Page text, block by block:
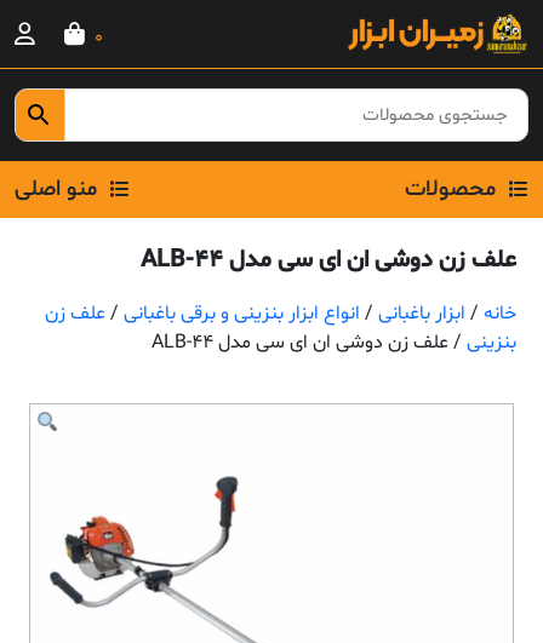
Skip
content
0
محصولات منو اصلی
علف زن دوشی ان ای سی مدل ALB-44
خانه / ابزار باغبانی / انواع ابزار بنزینی و برقی باغبانی /علف زن
بنزینی / علف زن دوشی ان ای سی مدل ALB-44